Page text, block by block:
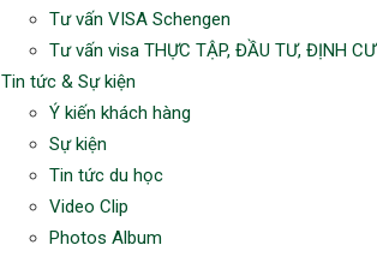
Tư vấn VISA Schengen
Tư vấn visa THỰC TẬP, ĐẦU TƯ, ĐỊNH CƯ
Tin tức & Sự kiện
Ý kiến khách hàng
Sự kiện
Tin tức du học
Video Clip
Photos Album